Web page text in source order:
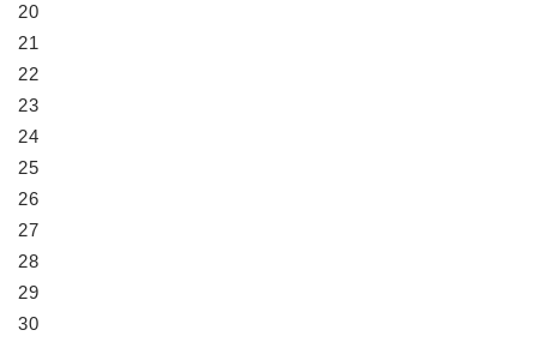
20
21
22
23
24
25
26
27
28
29
30